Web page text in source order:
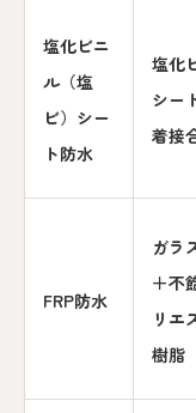
塩化ビニ
ル（塩
ビ）シー
ト防水
塩化
シー
着接
FRP防水
ガラ
＋不
リエ
樹脂